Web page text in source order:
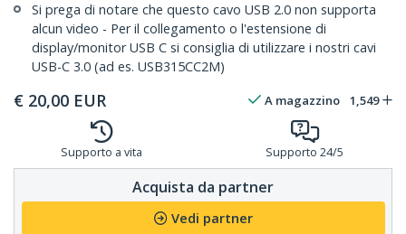
Si prega di notare che questo cavo USB 2.0 non supporta
alcun video - Per il collegamento o l'estensione di
display/monitor USB C si consiglia di utilizzare i nostri cavi
USB-C 3.0 (ad es. USB315CC2M)
€ 20,00 EUR A magazzino 1,549
Supporto a vita Supporto 24/5
Acquista da partner
Vedi partner